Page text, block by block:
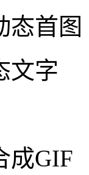
态首图
文字
成GIF